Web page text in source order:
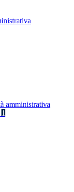
amministrativa
1